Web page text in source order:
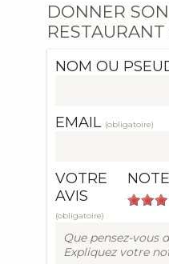
DONNER
RESTAURANT
NOM OU
EMAIL (obligatoire)
NOTE
VOTRE
AVIS
(obligatoire)